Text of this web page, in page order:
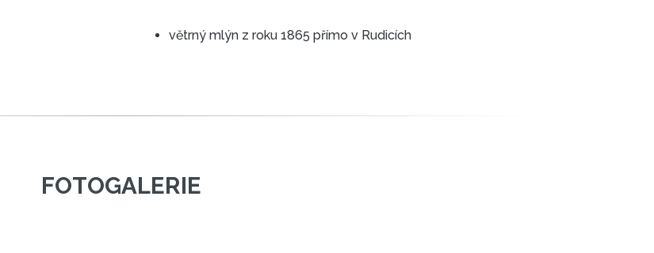
větrný mlýn z roku 1865 přímo v Rudicích
FOTOGALERIE